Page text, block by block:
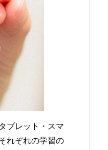
ブレット・スマ
れぞれの学習の